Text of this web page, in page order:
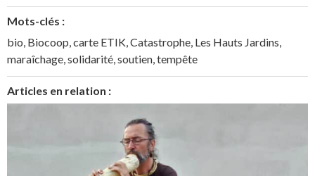
Mots-clés :
bio, Biocoop,carte ETIK,Catastrophe, Les Hauts Jardins,
maraîchage,solidarité,soutien,tempête
Articles en relation :